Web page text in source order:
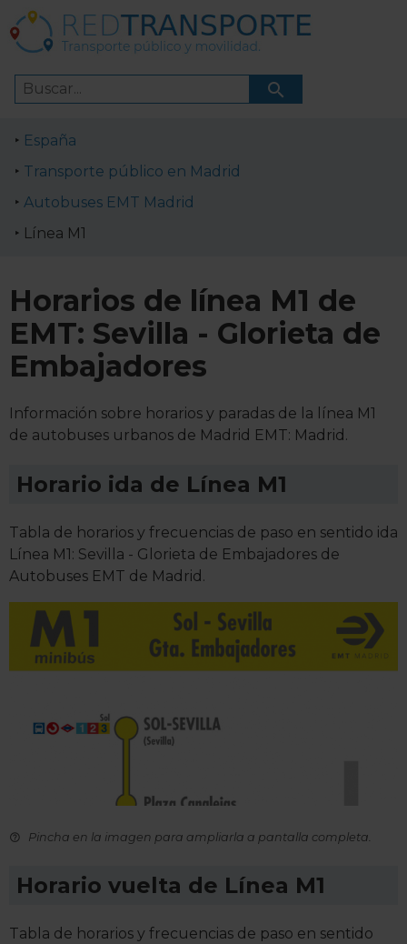
España
Transporte público en Madrid
Autobuses EMT Madrid
Línea M1
Horarios de línea M1 de
EMT: Sevilla - Glorieta de
Embajadores
Información sobre horarios y paradas de la línea M1
de autobuses urbanos de Madrid EMT: Madrid.
Horario ida de Línea M1
Tabla de horarios y frecuencias de paso en sentido ida
Línea M1: Sevilla - Glorieta de Embajadores de
Autobuses EMT de Madrid.
Pincha en la imagen para ampliarla a pantalla completa.
Horario vuelta de Línea M1
Tabla de horarios y frecuencias de paso en sentido